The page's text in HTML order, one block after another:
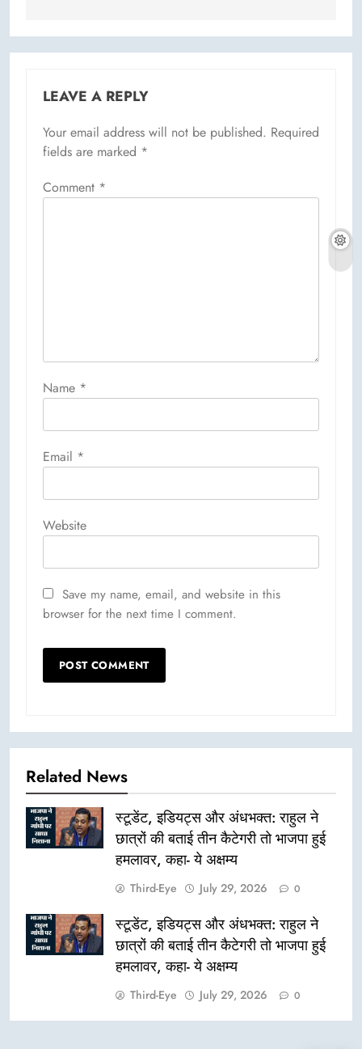
LEAVE A REPLY
Your email address will not be published. Required
fields are marked *
Comment *
Name *
Email *
Website
Save my name, email, and website in this
browser for the next time I comment.
Related News
स्टूडेंट, इडियट्स और अंधभक्त: राहुल ने
छात्रों की बताई तीन कैटेगरी तो भाजपा हुई
हमलावर, कहा- ये अक्षम्य
Third-Eye July 29, 2026 0
स्टूडेंट, इडियट्स और अंधभक्त: राहुल ने
छात्रों की बताई तीन कैटेगरी तो भाजपा हुई
हमलावर, कहा- ये अक्षम्य
Third-Eye July 29, 2026 0